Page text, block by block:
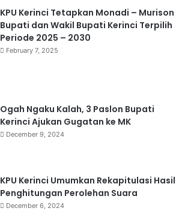
KPU Kerinci Tetapkan Monadi – Murison
Bupati dan Wakil Bupati Kerinci Terpilih
Periode 2025 – 2030
February 7, 2025
Ogah Ngaku Kalah, 3 Paslon Bupati
Kerinci Ajukan Gugatan ke MK
December 9, 2024
KPU Kerinci Umumkan Rekapitulasi Hasil
Penghitungan Perolehan Suara
December 6, 2024